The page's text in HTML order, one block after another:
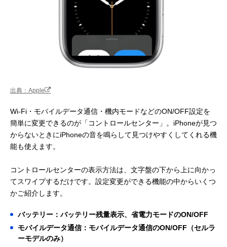
出典：Apple
Wi-Fi・モバイルデータ通信・機内モードなどのON/OFF設定を
簡単に変更できるのが「コントロールセンター」。iPhoneが見つ
からないときにiPhoneの音を鳴らして見つけやすくしてくれる機
能も使えます。
コントロールセンターの表示方法は、文字盤の下から上に向かっ
てスワイプするだけです。設定変更ができる機能の中からいくつ
かご紹介します。
バッテリー：バッテリー残量表示、省電力モードのON/OFF
モバイルデータ通信：モバイルデータ通信のON/OFF（セルラ
ーモデルのみ）